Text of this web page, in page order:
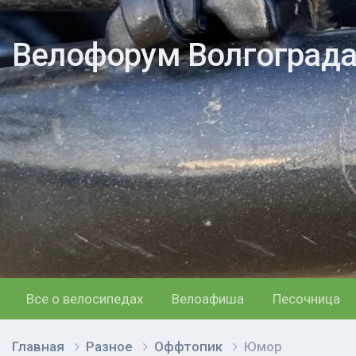
Велофорум Волгограда
Все о велосипедах Велоафиша Песочница
Главная Разное Оффтопик Юмор